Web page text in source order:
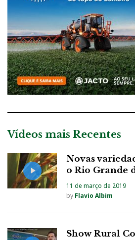
Vídeos mais Recentes
Novas
o Rio Grande
11 de março de 2019
by Flavio Albim
Show Rural